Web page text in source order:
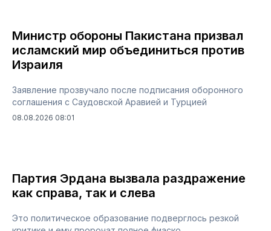
Министр обороны Пакистана призвал
исламский мир объединиться против
Израиля
Заявление прозвучало после подписания оборонного
соглашения с Саудовской Аравией и Турцией
08.08.2026 08:01
Партия Эрдана вызвала раздражение
как справа, так и слева
Это политическое образование подверглось резкой